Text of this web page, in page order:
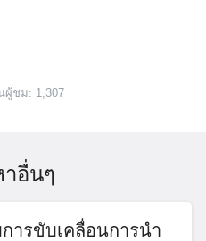
ผู้ชม: 1,307
าอื่นๆ
ารขับเคลื่อนการนำ